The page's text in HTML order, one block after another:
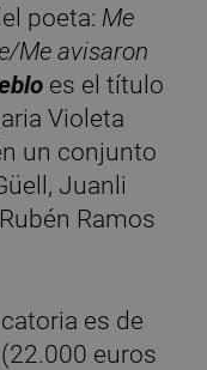
poeta: Me
Me avisaron
es el título
Violeta
un conjunto
Juanli
Ramos
es de
euros